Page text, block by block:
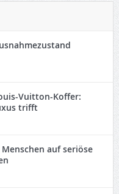
Vuitton-Koffer:
trifft
auf seriöse